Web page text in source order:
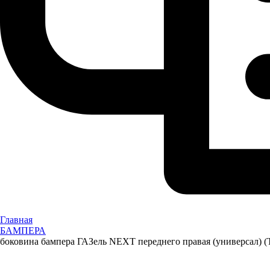
Главная
БАМПЕРА
боковина бампера ГАЗель NEXT переднего правая (универсал)